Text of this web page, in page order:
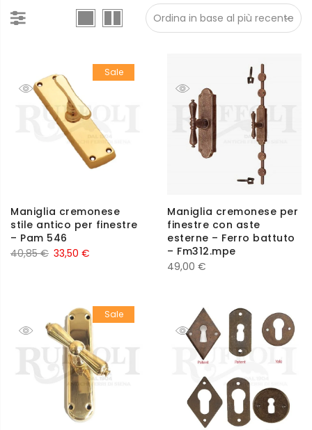
Sale
Maniglia cremonese
stile antico per finestre
– Pam 546
40,85€ 33,50 €
Maniglia cremonese per
finestre con aste
esterne – Ferro battuto
– Fm312.mpe
49,00 €
Sale